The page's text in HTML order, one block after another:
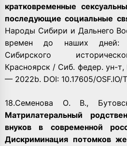
кратковременные
последующие социальные
Народы Сибири и Дальнего
времен до наших дней:
Сибирского
Красноярск / Сиб. федер. ун-т,
— 2022b. DOI: 10.17605/OSF.IO/
18.Семенова О. В.,
Матрилатеральный
внуков в современной
Дискриминация потомков